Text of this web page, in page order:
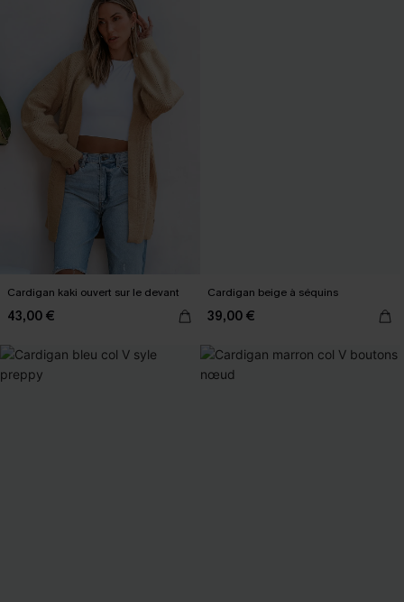
Cardigan kaki ouvert sur le devant
43,00 €
Cardigan beige à séquins
39,00 €